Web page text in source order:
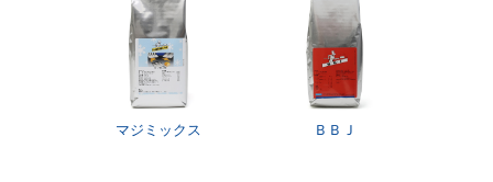
マジミックス ＢＢＪ